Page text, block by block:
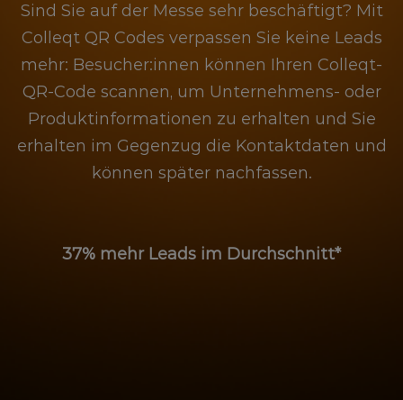
Sind Sie auf der Messe sehr beschäftigt? Mit
Colleqt QR Codes verpassen Sie keine Leads
mehr: Besucher:innen können Ihren Colleqt-
QR-Code scannen, um Unternehmens- oder
Produktinformationen zu erhalten und Sie
erhalten im Gegenzug die Kontaktdaten und
können später nachfassen.
37% mehr Leads im Durchschnitt*